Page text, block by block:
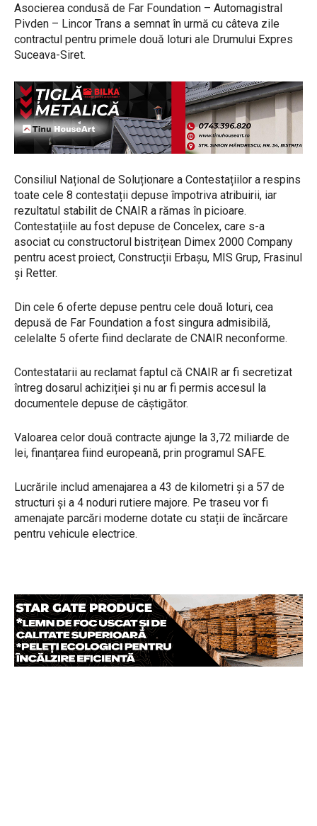
Asocierea condusă de Far Foundation – Automagistral
Pivden – Lincor Trans a semnat în urmă cu câteva zile
contractul pentru primele două loturi ale Drumului Expres
Suceava-Siret.
Consiliul Național de Soluționare a Contestațiilor a respins
toate cele 8 contestații depuse împotriva atribuirii, iar
rezultatul stabilit de CNAIR a rămas în picioare.
Contestațiile au fost depuse de Concelex, care s-a
asociat cu constructorul bistrițean Dimex 2000 Company
pentru acest proiect, Construcții Erbașu, MIS Grup, Frasinul
și Retter.
Din cele 6 oferte depuse pentru cele două loturi, cea
depusă de Far Foundation a fost singura admisibilă,
celelalte 5 oferte fiind declarate de CNAIR neconforme.
Contestatarii au reclamat faptul că CNAIR ar fi secretizat
întreg dosarul achiziției și nu ar fi permis accesul la
documentele depuse de câștigător.
Valoarea celor două contracte ajunge la 3,72 miliarde de
lei, finanțarea fiind europeană, prin programul SAFE.
Lucrările includ amenajarea a 43 de kilometri și a 57 de
structuri și a 4 noduri rutiere majore. Pe traseu vor fi
amenajate parcări moderne dotate cu stații de încărcare
pentru vehicule electrice.